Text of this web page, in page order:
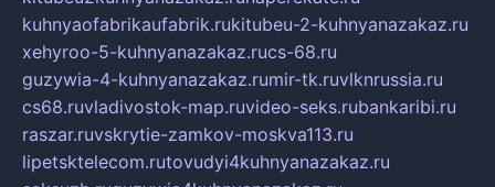
kuhnyaofabrikaufabrik.rukitubeu-2-kuhnyanazakaz.ru
xehyroo-5-kuhnyanazakaz.rucs-68.ru
guzywia-4-kuhnyanazakaz.rumir-tk.ruvlknrussia.ru
cs68.ruvladivostok-map.ruvideo-seks.rubankaribi.ru
raszar.ruvskrytie-zamkov-moskva113.ru
lipetsktelecom.rutovudyi4kuhnyanazakaz.ru